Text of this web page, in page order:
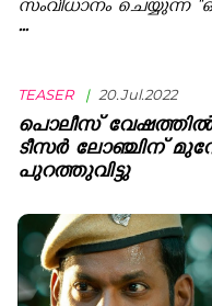
സംവിധാനം
...
TEASER | 20.Jul.2022
പൊലീസ് വേഷത്തില്‍
ടീസര്‍ ലോഞ്ചിന്
പുറത്തുവിട്ടു